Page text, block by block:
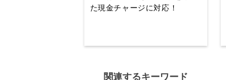
た現金チャージに対応！
関連するキーワード